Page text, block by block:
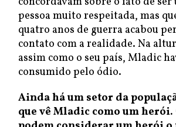
pessoa muito respeitada, mas
quatro anos de guerra acabou
contato com a realidade. Na
assim como o seu país, Mladic
consumido pelo ódio.
Ainda há um setor da
que vê Mladic como um herói.